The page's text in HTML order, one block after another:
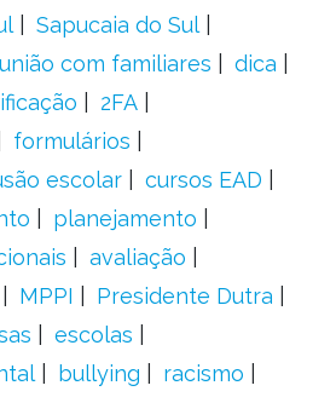
Sapucaia do Sul
com familiares
dica
2FA
formulários
escolar
cursos EAD
planejamento
avaliação
MPPI
Presidente Dutra
escolas
bullying
racismo